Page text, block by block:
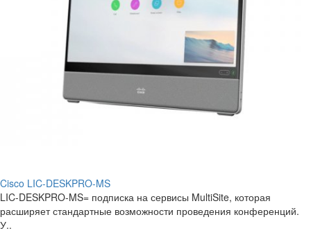
Cisco LIC-DESKPRO-MS
LIC-DESKPRO-MS= подписка на сервисы MultiSite, которая
расширяет стандартные возможности проведения конференций.
У..